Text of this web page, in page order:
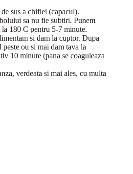
sus a chiflei (capacul).
sa nu fie subtiri. Punem
180 C pentru 5-7 minute.
si dam la cuptor. Dupa
ou si mai dam tava la
10 minute (pana se coaguleaza
verdeata si mai ales, cu multa